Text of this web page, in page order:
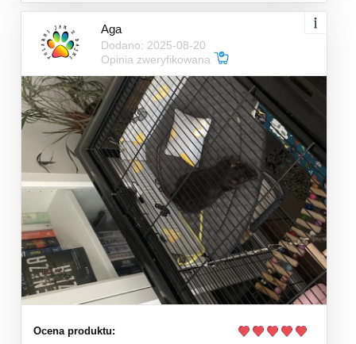
Aga
Dodano: 2025-08-20
Opinia zweryfikowana
Ocena produktu: